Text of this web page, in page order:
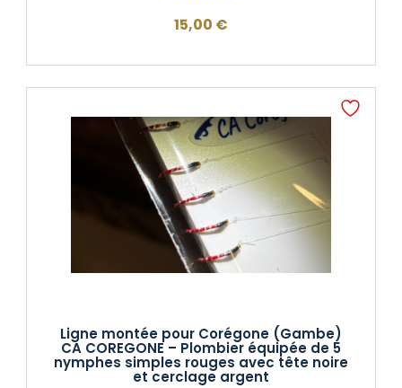
15,00 €
Ligne montée pour Corégone (Gambe)
CA COREGONE – Plombier équipée de 5
nymphes simples rouges avec tête noire
et cerclage argent